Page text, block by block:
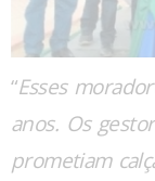
“Esses
anos. Os
prometiam